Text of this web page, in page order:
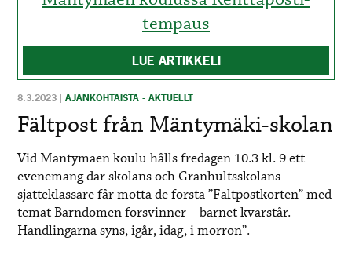
tempaus
LUE ARTIKKELI
8.3.2023 |AJANKOHTAISTA - AKTUELLT
Fältpost från Mäntymäki-skolan
Vid Mäntymäen koulu hålls fredagen 10.3 kl. 9 ett
evenemang där skolans och Granhultsskolans
sjätteklassare får motta de första ”Fältpostkorten” med
temat Barndomen försvinner – barnet kvarstår.
Handlingarna syns, igår, idag, i morron”.